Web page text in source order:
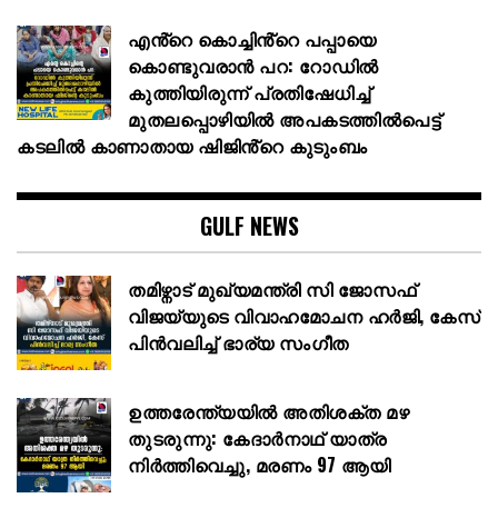
എൻ്റെ കൊച്ചിൻ്റെ പപ്പായെ
കൊണ്ടുവരാന്‍ പറ: റോഡില്‍
കുത്തിയിരുന്ന് പ്രതിഷേധിച്ച്
മുതലപ്പൊഴിയില്‍ അപകടത്തില്‍പെട്ട്
കടലില്‍ കാണാതായ ഷിജിൻ്റെ കുടുംബം
GULF NEWS
തമിഴ്നാട് മുഖ്യമന്ത്രി സി ജോസഫ്
വിജയ്‌യുടെ വിവാഹമോചന ഹർജി, കേസ്
പിൻവലിച്ച് ഭാര്യ സംഗീത
ഉത്തരേന്ത്യയിൽ അതിശക്ത മഴ
തുടരുന്നു: കേദാർനാഥ് യാത്ര
നിർത്തിവെച്ചു, മരണം 97 ആയി